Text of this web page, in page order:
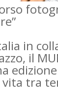
in
il
tra